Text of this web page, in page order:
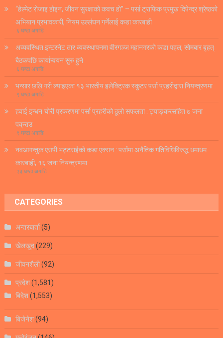
“हेल्मेट रोजाइ होइन, जीवन सुरक्षाको कवच हो” – पर्सा ट्राफिक प्रमुख दिपेन्द्र श्रेष्ठको
अभियान प्रभावकारी, नियम उल्लंघन गर्नेलाई कडा कारबाही
६ घण्टा अगाडि
अव्यवस्थित इन्टरनेट तार व्यवस्थापनमा वीरगञ्ज महानगरको कडा पहल, सोमबार बृहत्
बैठकपछि कार्यान्वयन सुरु हुने
६ घण्टा अगाडि
भन्सार छलि गरी ल्याइएका १३ भारतीय इलेक्ट्रिक स्कुटर पर्सा प्रहरीद्वारा नियन्त्रणमा
९ घण्टा अगाडि
हवाई इन्धन चोरी प्रकरणमा पर्सा प्रहरीको ठूलो सफलता : ट्याङ्करसहित ७ जना
पक्राउ
९ घण्टा अगाडि
नवआगन्तुक एसपी भट्टराईको कडा एक्सन : पर्सामा अनैतिक गतिविधिविरुद्ध धमाधम
कारबाही, १६ जना नियन्त्रणमा
२३ घण्टा अगाडि
CATEGORIES
अन्तरबार्ता(5)
खेलखुद(229)
जीवनशैली(92)
प्रदेश(1,581)
बिदेश(1,553)
बिजेनेश(94)